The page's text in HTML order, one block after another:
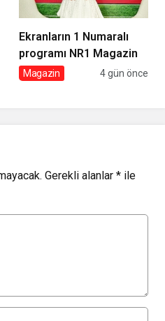
Ekranların 1 Numaralı
programı NR1 Magazin
Magazin 4 gün önce
Gerekli alanlar * ile